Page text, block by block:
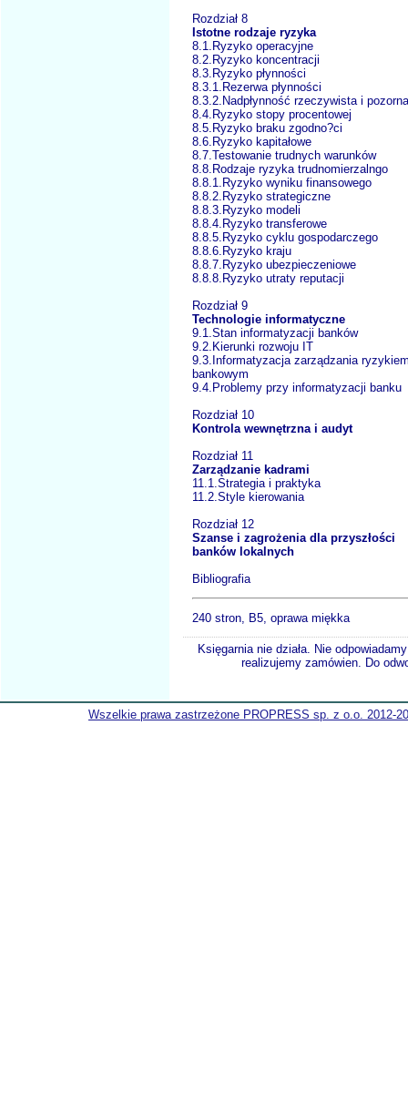
Rozdział 8
Istotne rodzaje ryzyka
8.1.Ryzyko operacyjne
8.2.Ryzyko koncentracji
8.3.Ryzyko płynności
8.3.1.Rezerwa płynności
8.3.2.Nadpłynność rzeczywista i pozorna
8.4.Ryzyko stopy procentowej
8.5.Ryzyko braku zgodno?ci
8.6.Ryzyko kapitałowe
8.7.Testowanie trudnych warunków
8.8.Rodzaje ryzyka trudnomierzalngo
8.8.1.Ryzyko wyniku finansowego
8.8.2.Ryzyko strategiczne
8.8.3.Ryzyko modeli
8.8.4.Ryzyko transferowe
8.8.5.Ryzyko cyklu gospodarczego
8.8.6.Ryzyko kraju
8.8.7.Ryzyko ubezpieczeniowe
8.8.8.Ryzyko utraty reputacji
Rozdział 9
Technologie informatyczne
9.1.Stan informatyzacji banków
9.2.Kierunki rozwoju IT
9.3.Informatyzacja zarządzania
bankowym
9.4.Problemy przy informatyzacji banku
Rozdział 10
Kontrola wewnętrzna i audyt
Rozdział 11
Zarządzanie kadrami
11.1.Strategia i praktyka
11.2.Style kierowania
Rozdział 12
Szanse i zagrożenia dla przyszłości
banków lokalnych
Bibliografia
240 stron, B5, oprawa miękka
Księgarnia nie działa. Nie
realizujemy zamówien. Do
Wszelkie prawa zastrzeżone PROPRESS sp. z o.o. 2012-